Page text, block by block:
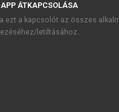
ÁTKAPCSOLÁSA
ezt a kapcsolót az összes
letiltásához.